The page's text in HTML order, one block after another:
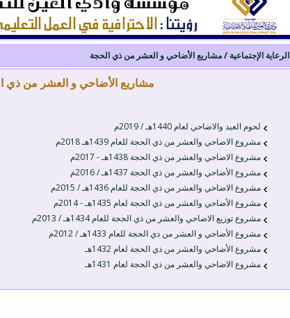
الرعاية الإجتماعية /مشاريع الأضاحي و العشر من ذي الحجة
مشاريع الأضاحي و العشر من ذي
لحوم العيد والاضاحي لعام 1440هـ / 2019م
مشروع الاضاحي والعشر من ذي الحجة للعام 1439هـ 2018م
مشروع الاضاحي والعشر من ذي الحجة 1438هـ - 2017م
مشروع الأضاحي والعشر من ذي الحجة 1437هـ / 2016م
مشروع الاضاحي والعشر من ذي الحجة للعام 1436هـ / 2015م
مشروع الأضاحي والعشر من ذي الحجة لعام 1435هـ - 2014م
مشروع توزيع الاضاحي والعشر من ذي الحجة للعام 1434هـ / 2013م
مشروع الأضاحي و العشر من ذي الحجة للعام 1433هـ / 2012م
مشروع الأضاحي والعشر من ذي الحجة لعام 1432هـ
مشروع الاضاحي والعشر من ذي الحجة لعام 1431هـ